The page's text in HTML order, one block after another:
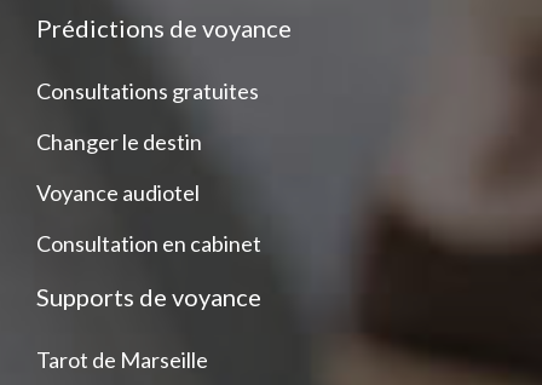
Prédictions de voyance
Consultations gratuites
Changer le destin
Voyance audiotel
Consultation en cabinet
Supports de voyance
Tarot de Marseille